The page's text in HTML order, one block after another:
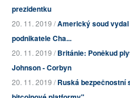
prezidentku
20. 11. 2019 /Americký soud
podnikatele Cha...
20. 11. 2019 /Británie: Poněkud
Johnson - Corbyn
20. 11. 2019 /Ruská bezpečnostní